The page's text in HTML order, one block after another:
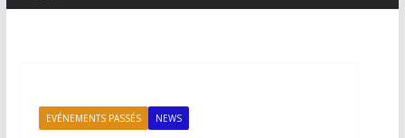
EVÉNEMENTS PASSÉS NEWS